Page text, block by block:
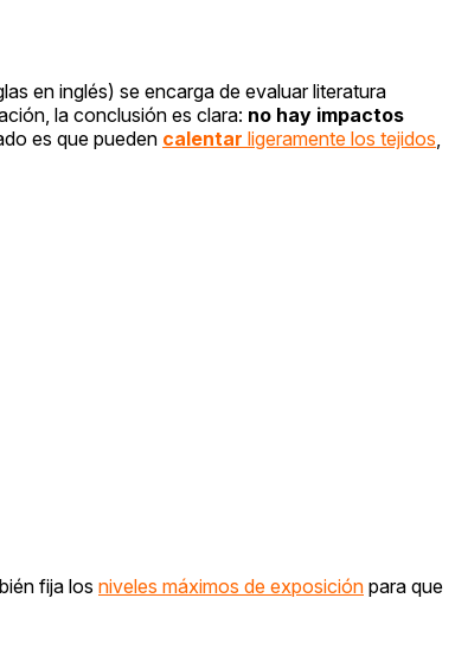
en inglés) se encarga de evaluar literatura
la conclusión es clara: no hay impactos
es que pueden calentar ligeramente los tejidos
fija los niveles máximos de exposición para que